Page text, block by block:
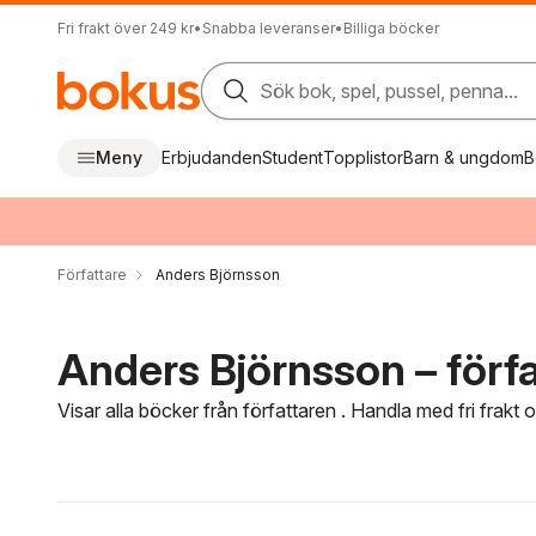
Fri frakt över 249 kr• Snabba leveranser• Billiga böcker
Sök bok, spel, pussel, penna...
Meny ErbjudandenStudentTopplistorBarn & ungdom
Författare Anders Björnsson
Anders Björnsson –
Visar alla böcker från författaren . Handla med fri frakt